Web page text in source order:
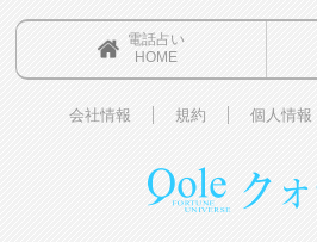
電話占い
HOME
会社情報 規約 個人情報